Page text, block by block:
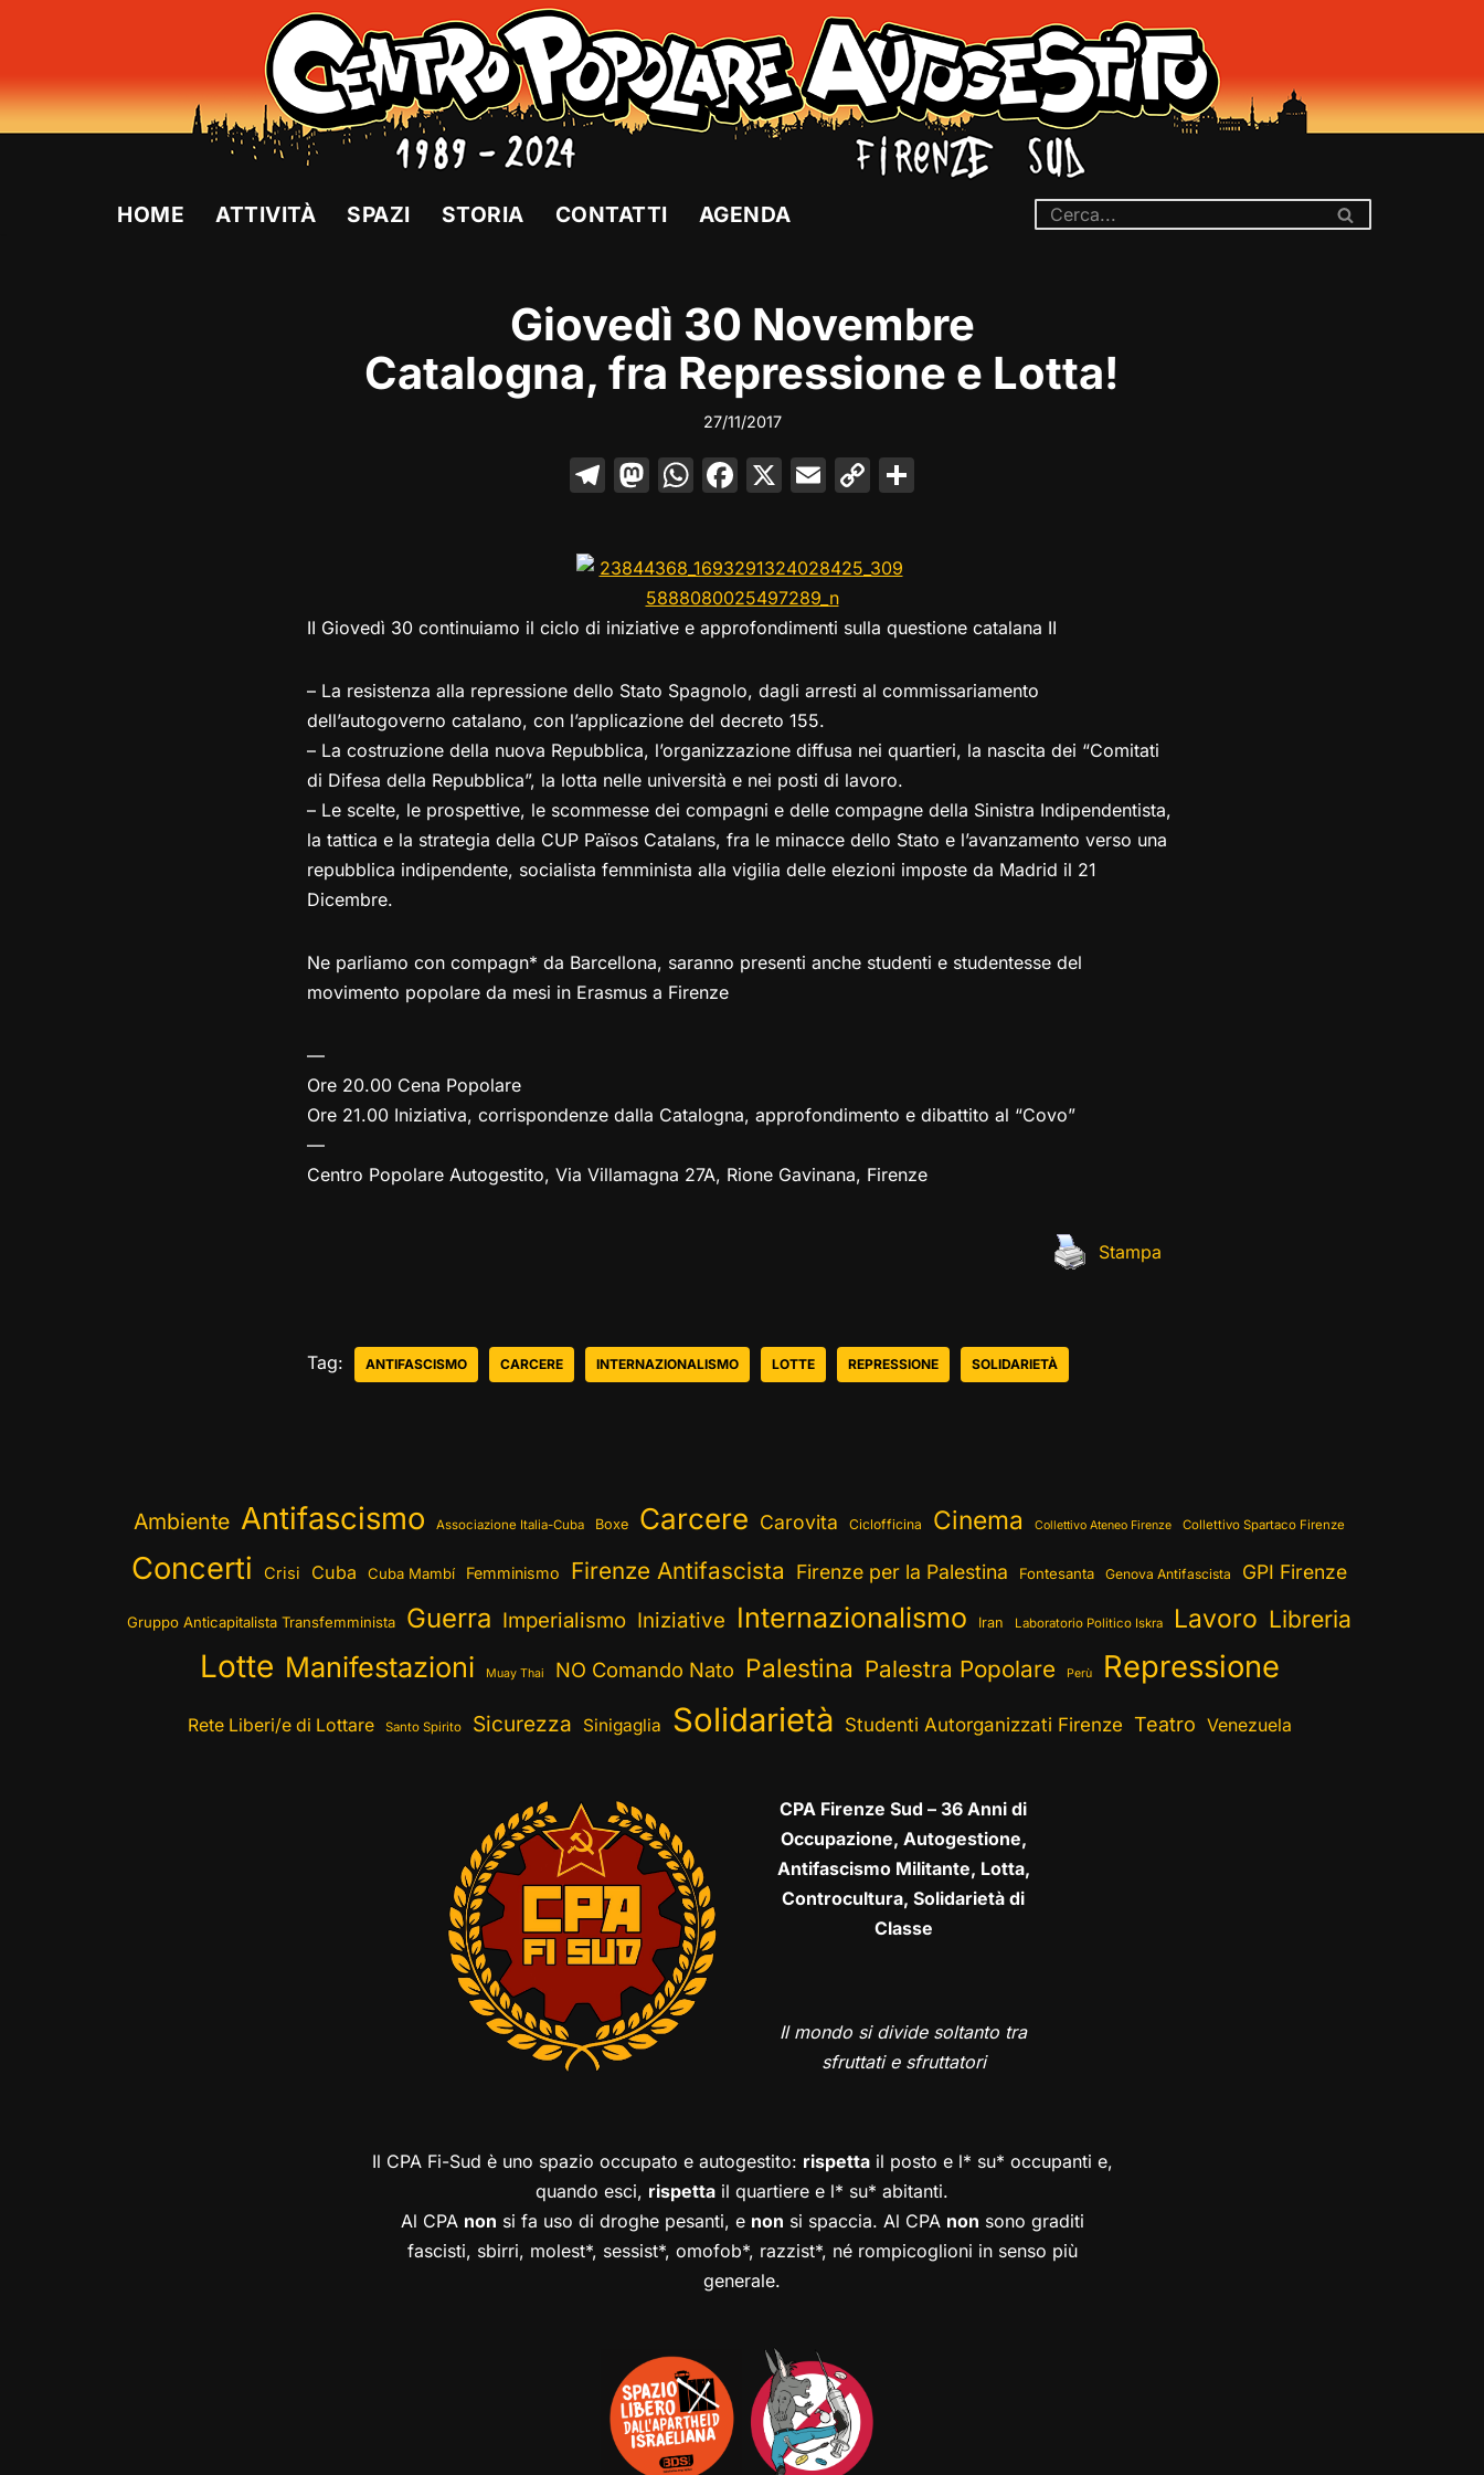
al
HOME ATTIVITÀ SPAZI STORIA CONTATTI AGENDA
Giovedì 30 Novembre
Catalogna, fra Repressione e Lotta!
27/11/2017
T
gr
a
M
o
d
n
W
s
A
p
p
F
e
b
o
k
X E
l
C
y
Li
n
k
vi
II Giovedì 30 continuiamo il ciclo di iniziative e approfondimenti sulla questione catalana II
– La resistenza alla repressione dello Stato Spagnolo, dagli arresti al commissariamento
dell’autogoverno catalano, con l’applicazione del decreto 155.
– La costruzione della nuova Repubblica, l’organizzazione diffusa nei quartieri, la nascita dei “Comitati
di Difesa della Repubblica”, la lotta nelle università e nei posti di lavoro.
– Le scelte, le prospettive, le scommesse dei compagni e delle compagne della Sinistra Indipendentista,
la tattica e la strategia della CUP Països Catalans, fra le minacce dello Stato e l’avanzamento verso una
repubblica indipendente, socialista femminista alla vigilia delle elezioni imposte da Madrid il 21
Dicembre.
Ne parliamo con compagn* da Barcellona, saranno presenti anche studenti e studentesse del
movimento popolare da mesi in Erasmus a Firenze
—
Ore 20.00 Cena Popolare
Ore 21.00 Iniziativa, corrispondenze dalla Catalogna, approfondimento e dibattito al “Covo”
—
Centro Popolare Autogestito, Via Villamagna 27A, Rione Gavinana, Firenze
Stampa
Tag: ANTIFASCISMO CARCERE INTERNAZIONALISMO LOTTE REPRESSIONE SOLIDARIETÀ
Ambiente Antifascismo Associazione Italia-Cuba Boxe Carcere Carovita Ciclofficina Cinema Collettivo Ateneo Firenze Collettivo Spartaco Firenze
Concerti Crisi Cuba Cuba Mambí Femminismo Firenze Antifascista Firenze per la Palestina Fontesanta Genova Antifascista GPI Firenze
Gruppo Anticapitalista Transfemminista Guerra Imperialismo Iniziative Internazionalismo Iran Laboratorio Politico Iskra Lavoro Libreria
Lotte Manifestazioni Muay Thai NO Comando Nato Palestina Palestra Popolare Perù Repressione
Rete Liberi/e di Lottare Santo Spirito Sicurezza Sinigaglia Solidarietà Studenti Autorganizzati Firenze Teatro Venezuela
CPA Firenze Sud – 36 Anni di
Occupazione, Autogestione,
Antifascismo Militante, Lotta,
Controcultura, Solidarietà di
Classe
Il mondo si divide soltanto tra
sfruttati e sfruttatori
Il CPA Fi-Sud è uno spazio occupato e autogestito: rispettail posto e l* su* occupanti e,
quando esci, rispetta il quartiere e l* su* abitanti.
Al CPA non si fa uso di droghe pesanti, e non si spaccia. Al CPA non sono graditi
fascisti, sbirri, molest*, sessist*, omofob*, razzist*, né rompicoglioni in senso più
generale.